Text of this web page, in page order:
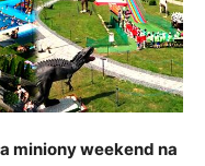
miniony weekend na